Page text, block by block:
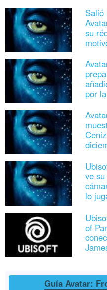
Salió
su
por
ve
lo
of
Guía Avatar: